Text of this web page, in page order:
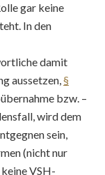
gar keine
In den
damit
aussetzen,§
bzw. –
wird dem
sein,
(nicht nur
VSH-